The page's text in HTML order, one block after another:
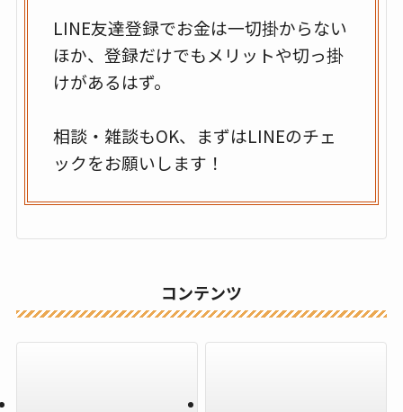
LINE友達登録でお金は一切掛からない
ほか、登録だけでもメリットや切っ掛
けがあるはず。
相談・雑談もOK、まずはLINEのチェ
ックをお願いします！
コンテンツ